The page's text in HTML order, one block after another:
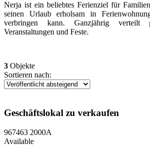
Nerja ist ein beliebtes Ferienziel für
seinen Urlaub erholsam in
verbringen kann. Ganzjährig
Veranstaltungen und Feste.
3 Objekte
Sortieren nach:
Geschäftslokal zu verkaufen
967463 2000A
Available